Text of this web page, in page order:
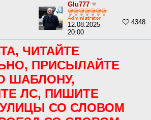
Glu777
12.08.2025
20:00
4348
ЧИТАЙТЕ
ПРИСЫЛАЙТЕ
ШАБЛОНУ,
ЛС, ПИШИТЕ
СО СЛОВОМ